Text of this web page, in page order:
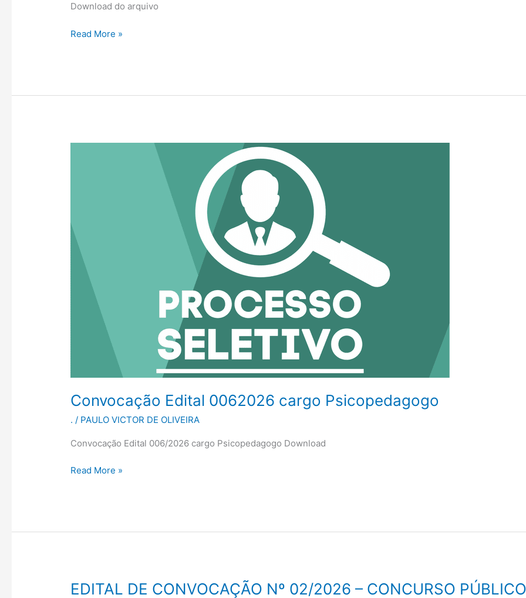
Download do arquivo
Read More »
Convocação Edital 0062026 cargo Psicopedagogo
. / PAULO VICTOR DE OLIVEIRA
Convocação Edital 006/2026 cargo Psicopedagogo Download
Read More »
EDITAL DE CONVOCAÇÃO Nº 02/2026 – CONCURSO
EDITAL